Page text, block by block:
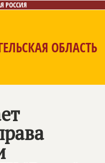
РОССИЯ
ОБЛАСТЬ